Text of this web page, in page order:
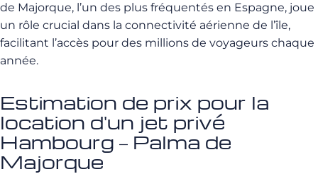
de Majorque, l’un des plus fréquentés en Espagne, joue
un rôle crucial dans la connectivité aérienne de l’île,
facilitant l’accès pour des millions de voyageurs chaque
année.
Estimation de prix pour la
location d'un jet privé
Hambourg – Palma de
Majorque